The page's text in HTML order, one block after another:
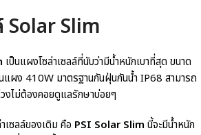
Solar Slim
เป็นแผงโซล่าเซลล์ที่นับว่ามีน้ำหนักเบาที่สุด ขนาด
แผง 410W มาตรฐานกันฝุ่นกันน้ำ IP68 สามารถ
งไม่ต้องคอยดูแลรักษาบ่อยๆ
เซลล์ของเดิม คือ PSI Solar Slim นี้จะมีน้ำหนัก